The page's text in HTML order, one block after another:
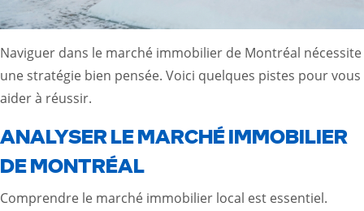
Naviguer dans le marché immobilier de Montréal nécessite
une stratégie bien pensée. Voici quelques pistes pour vous
aider à réussir.
ANALYSER LE MARCHÉ IMMOBILIER
DE MONTRÉAL
Comprendre le marché immobilier local est essentiel.